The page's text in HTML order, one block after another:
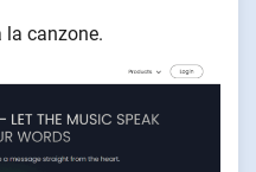
la canzone.